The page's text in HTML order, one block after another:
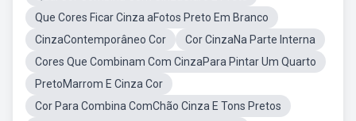
Que Cores Ficar Cinza aFotos Preto Em Branco
CinzaContemporâneo Cor
Cor CinzaNa Parte Interna
Cores Que Combinam Com CinzaPara Pintar Um Quarto
PretoMarrom E Cinza Cor
Cor Para Combina ComChão Cinza E Tons Pretos